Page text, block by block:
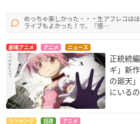
めっちゃ楽しかった・・・生アフレコは
ライブもよかった！で、『感…
劇場アニメ アニメ ニュース
正統続
ギ」新
の廻天
にいる
ランキング 話題 アニメ